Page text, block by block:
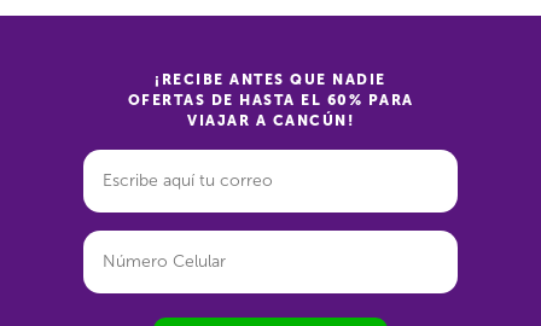
¡RECIBE ANTES QUE NADIE
OFERTAS DE HASTA EL 60% PARA
VIAJAR A CANCÚN!